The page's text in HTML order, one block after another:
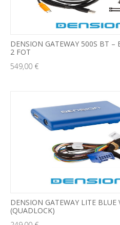
DENSION GATEWAY 500S BT
2 FOT
549,00 €
DENSION GATEWAY LITE BLUE
(QUADLOCK)